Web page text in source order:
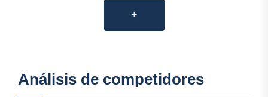
+
Análisis de competidores